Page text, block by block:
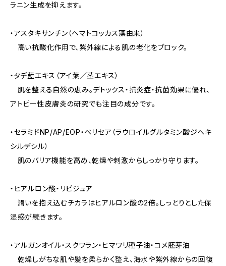
ラニン生成を抑えます。
・アスタキサンチン（ヘマトコッカス藻由来）
高い抗酸化作用で、紫外線による肌の老化をブロック。
・タデ藍エキス（アイ葉／茎エキス）
肌を整える自然の恵み。デトックス・抗炎症・抗菌効果に優れ、
アトピー性皮膚炎の研究でも注目の成分です。
・セラミドNP/AP/EOP・ペリセア（ラウロイルグルタミン酸ジヘキ
シルデシル）
肌のバリア機能を高め、乾燥や刺激からしっかり守ります。
・ヒアルロン酸・リピジュア
潤いを抱え込むチカラはヒアルロン酸の2倍。しっとりとした保
湿感が続きます。
・アルガンオイル・スクワラン・ヒマワリ種子油・コメ胚芽油
乾燥しがちな肌や髪を柔らかく整え、海水や紫外線からの回復